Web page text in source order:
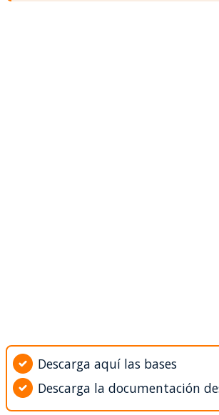
Descarga aquí las bases
Descarga la documentación